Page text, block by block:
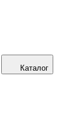
Каталог